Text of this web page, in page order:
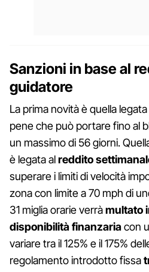
Sanzioni in base al
guidatore
La prima novità è quella
pene che può portare fino al
un massimo di 56 giorni.
è legata alreddito
superare i limiti di velocità
zona con limite a 70 mph di
31 miglia orarie verràmultato
disponibilità finanzariacon
variare tra il 125% e il 175%
regolamento introdotto fissa